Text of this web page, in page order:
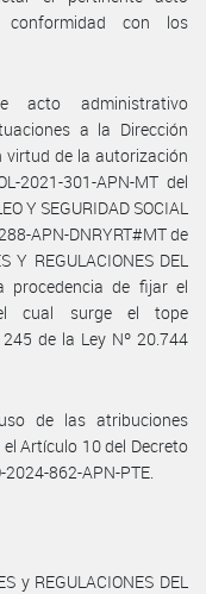
conformidad con los
acto administrativo
a la Dirección
virtud de la autorización
2021-301-APN-MT del
Y SEGURIDAD SOCIAL
APN-DNRYRT#MT de
Y REGULACIONES DEL
procedencia de fijar el
cual surge el tope
de la Ley Nº 20.744
de las atribuciones
Artículo 10 del Decreto
862-APN-PTE.
y REGULACIONES DEL